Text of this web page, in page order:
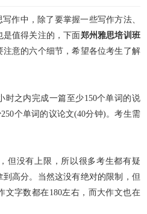
作中，除了要掌握一些写作方法、
值得关注的，下面郑州雅思培训班
意的六个细节，希望各位考生了解
之内完成一篇至少150个单词的说
个单词的议论文(40分钟)。考生需
没有上限，所以很多考生都有疑
高分。当然这没有绝对的限制，但
文字数都在180左右，而大作文也在